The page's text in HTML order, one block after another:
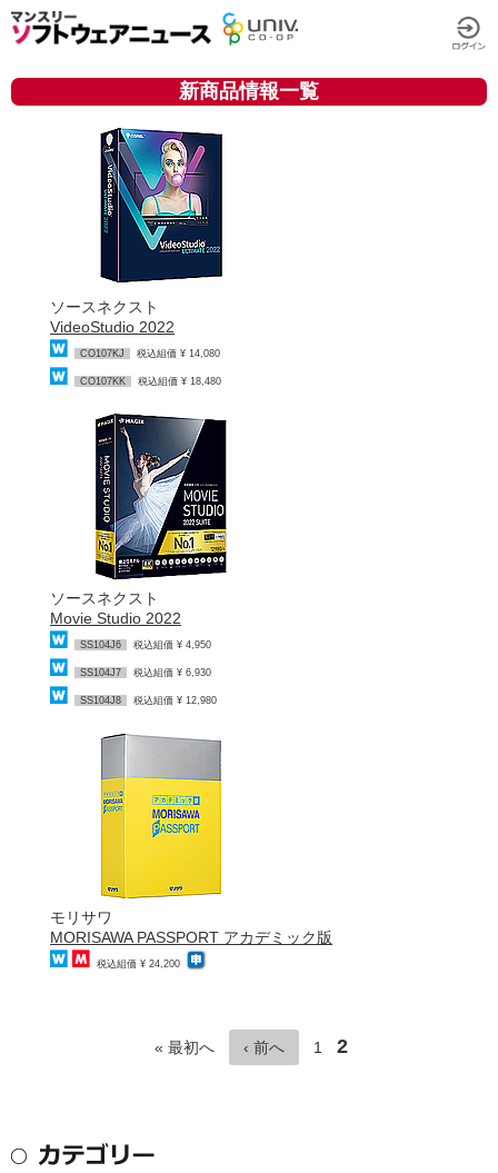
新商品情報一覧
ソースネクスト
VideoStudio 2022
CO107KJ 税込組価 ¥ 14,080
CO107KK 税込組価 ¥ 18,480
ソースネクスト
Movie Studio 2022
SS104J6 税込組価 ¥ 4,950
SS104J7 税込組価 ¥ 6,930
SS104J8 税込組価 ¥ 12,980
モリサワ
MORISAWA PASSPORT アカデミック版
税込組価 ¥ 24,200
« 最初へ ‹ 前へ 1 2